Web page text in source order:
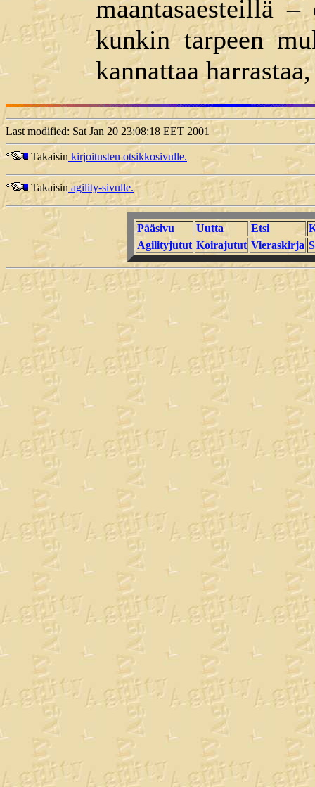
maantasaesteillä –
kunkin tarpeen
kannattaa
Last modified: Sat Jan 20 23:08:18 EET 2001
Takaisin kirjoitusten otsikkosivulle.
Takaisin agility-sivulle.
Pääsivu Uutta Etsi
Agilityjutut Koirajutut Vieraskirja